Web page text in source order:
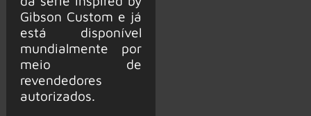
Gibson Custom e já
está disponível
mundialmente por
meio de
revendedores
autorizados.